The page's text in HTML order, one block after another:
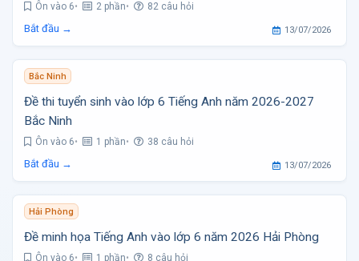
Ôn vào 6 2 phần 82 câu hỏi
Bắt đầu → 13/07/2026
Bắc Ninh
Đề thi tuyển sinh vào lớp 6 Tiếng Anh năm 2026-2027
Bắc Ninh
Ôn vào 6 1 phần 38 câu hỏi
Bắt đầu → 13/07/2026
Hải Phòng
Đề minh họa Tiếng Anh vào lớp 6 năm 2026 Hải Phòng
Ôn vào 6 1 phần 8 câu hỏi